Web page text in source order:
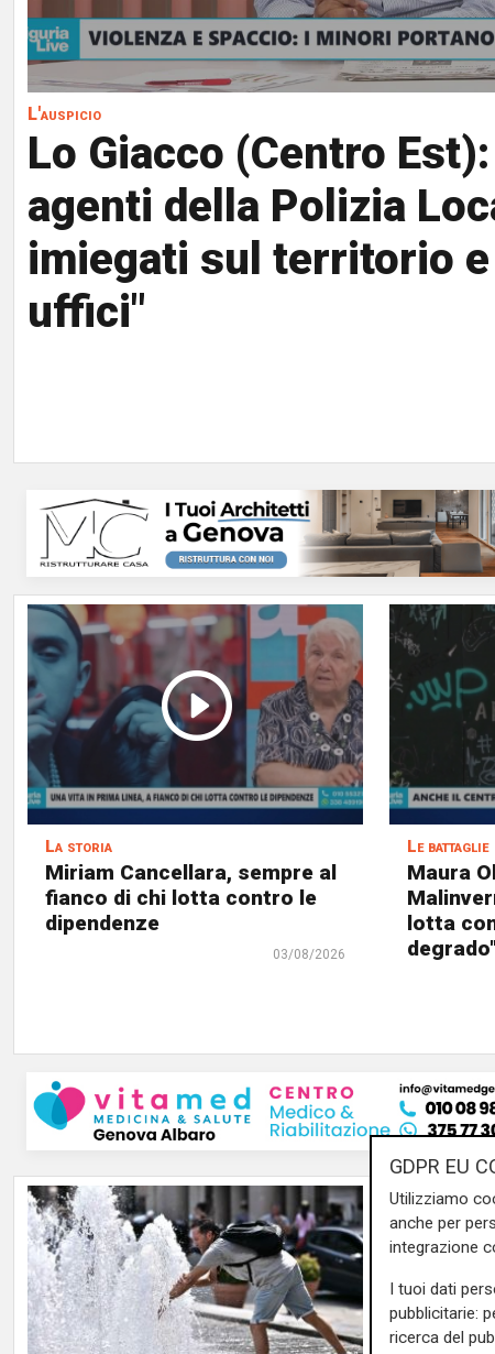
L'auspicio
Lo Giacco (Centro
agenti della Polizia
imiegati sul territorio
uffici"
La storia
Miriam Cancellara, sempre al
fianco di chi lotta contro le
dipendenze
03/08/2026
Le battaglie
Maura
lotta
GDPR EU
Utilizziamo
anche per
integrazione
I tuoi dati
pubblicitarie:
ricerca del